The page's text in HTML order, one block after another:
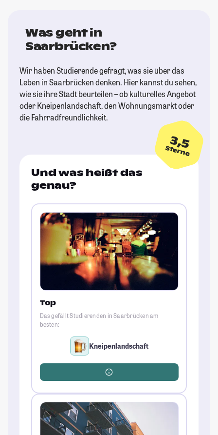
Was geht in
Saarbrücken?
Wir haben Studierende gefragt, was sie über das
Leben in Saarbrücken denken. Hier kannst du sehen,
wie sie ihre Stadt beurteilen – ob kulturelles Angebot
oder Kneipenlandschaft, den Wohnungsmarkt oder
die Fahrradfreundlichkeit.
3,5
Sterne
Und was heißt das
genau?
Top
Das gefällt Studierenden in Saarbrücken am
besten:
Kneipenlandschaft